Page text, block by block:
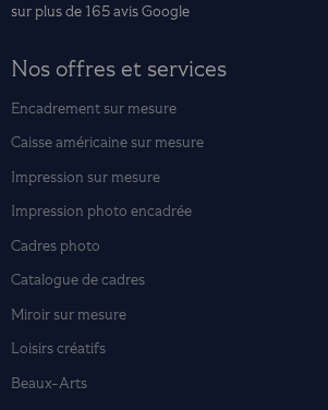
sur plus de 165 avisGoogle
Nos offres et services
Encadrement sur mesure
Caisse américaine sur mesure
Impression sur mesure
Impression photo encadrée
Cadres photo
Catalogue de cadres
Miroir sur mesure
Loisirs créatifs
Beaux-Arts